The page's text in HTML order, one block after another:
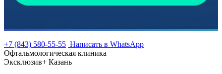
+7 (843) 580-55-55 Написать в WhatsApp
Офтальмологическая клиника
Эксклюзив+ Казань